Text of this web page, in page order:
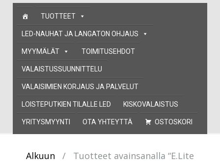
Skip
content
TUOTTEET
LED-NAUHAT JA LANGATON OHJAUS
MYYMÄLÄT TOIMITUSEHDOT
VALAISTUSSUUNNITTELU
VALAISIMIEN KORJAUS JA PALVELUT
LOISTEPUTKIEN TILALLE LED KISKOVALAISTUS
YRITYSMYYNTI OTA YHTEYTTÄ OSTOSKORI
Alkuun /
Tuotteet avainsanalla “E.Lite